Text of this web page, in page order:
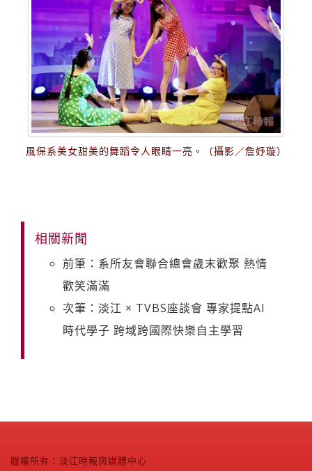
風保系美女甜美的舞蹈令人眼睛一亮。（攝影／詹妤璇）
相關新聞
前筆：系所友會聯合總會歲末歡聚 熱情
歡笑滿滿
次筆：淡江 × TVBS座談會 專家提點AI
時代學子 跨域跨國際快樂自主學習
版權所有：淡江時報與媒體中心